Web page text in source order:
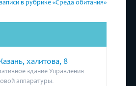
в рубрике «Среда обитания»
халитова, 8
здание Управления
аппаратуры.